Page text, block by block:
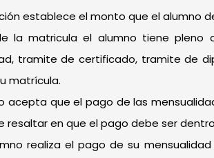
establece el monto que el alumno
la matricula el alumno tiene pleno
tramite de certificado, tramite de
matrícula.
acepta que el pago de las
resaltar en que el pago debe ser
realiza el pago de su